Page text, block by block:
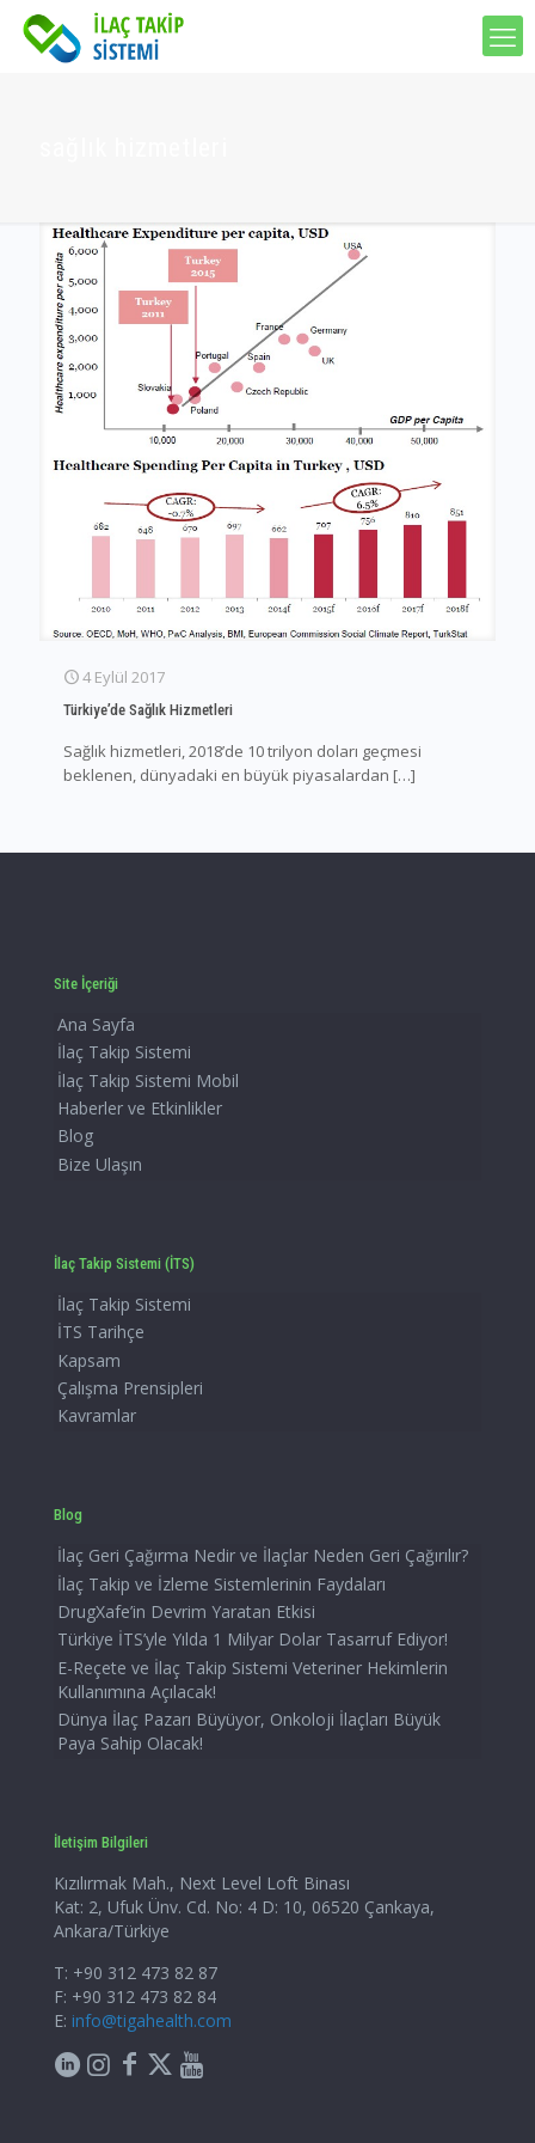
4 Eylül 2017
Türkiye’de Sağlık Hizmetleri
Sağlık hizmetleri, 2018’de 10 trilyon doları geçmesi
beklenen, dünyadaki en büyük piyasalardan […]
Site İçeriği
Ana Sayfa
İlaç Takip Sistemi
İlaç Takip Sistemi Mobil
Haberler ve Etkinlikler
Blog
Bize Ulaşın
İlaç Takip Sistemi (İTS)
İlaç Takip Sistemi
İTS Tarihçe
Kapsam
Çalışma Prensipleri
Kavramlar
Blog
İlaç Geri Çağırma Nedir ve İlaçlar Neden Geri Çağırılır?
İlaç Takip ve İzleme Sistemlerinin Faydaları
DrugXafe’in Devrim Yaratan Etkisi
Türkiye İTS’yle Yılda 1 Milyar Dolar Tasarruf Ediyor!
E-Reçete ve İlaç Takip Sistemi Veteriner Hekimlerin
Kullanımına Açılacak!
Dünya İlaç Pazarı Büyüyor, Onkoloji İlaçları Büyük
Paya Sahip Olacak!
İletişim Bilgileri
Kızılırmak Mah., Next Level Loft Binası
Kat: 2, Ufuk Ünv. Cd. No: 4 D: 10, 06520 Çankaya,
Ankara/Türkiye
T: +90 312 473 82 87
F: +90 312 473 82 84
E: info@tigahealth.com